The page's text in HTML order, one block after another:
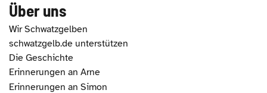
Über uns
Wir Schwatzgelben
schwatzgelb.de unterstützen
Die Geschichte
Erinnerungen an Arne
Erinnerungen an Simon